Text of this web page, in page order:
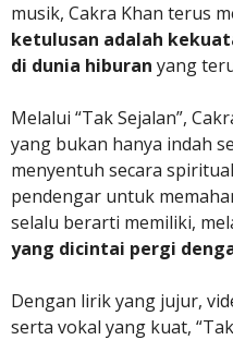
musik, Cakra Khan terus
ketulusan adalah
di dunia hiburan yang
Melalui “Tak Sejalan”,
yang bukan hanya indah
menyentuh secara
pendengar untuk
selalu berarti memiliki,
yang dicintai pergi
Dengan lirik yang jujur,
serta vokal yang kuat,